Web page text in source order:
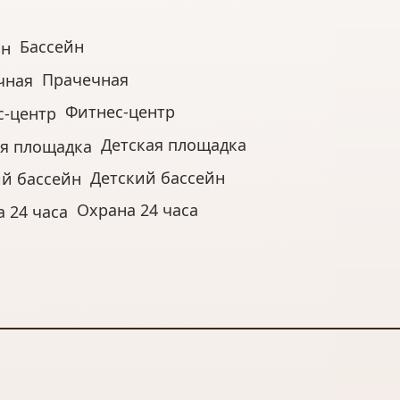
(от 6 месяцев) - специальные
Бассейн
Прачечная
Фитнес-центр
Детская площадка
Детский бассейн
Охрана 24 часа